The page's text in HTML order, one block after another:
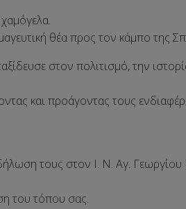
θέα προς τον κάμπο της
στον πολιτισμό, την
και προάγοντας τους
τους στον Ι. Ν. Αγ.
του τόπου σας.